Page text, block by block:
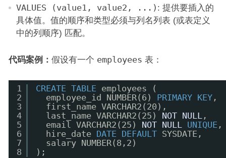
VALUES (value1, value2, ...) : 提供要插入的
具体值。值的顺序和类型必须与列名列表 (或表定义
中的列顺序) 匹配。
代码案例： 假设有一个 employees 表：
1
2
3
4
5
6
7
8
CREATE TABLE
employees (
employee_id NUMBER(6) PRIMARY KEY ,
first_name VARCHAR2(20),
last_name VARCHAR2(25) NOT NULL ,
email VARCHAR2(25) NOT NULL UNIQUE ,
hire_date DATE DEFAULT SYSDATE,
salary NUMBER(8,2)
);